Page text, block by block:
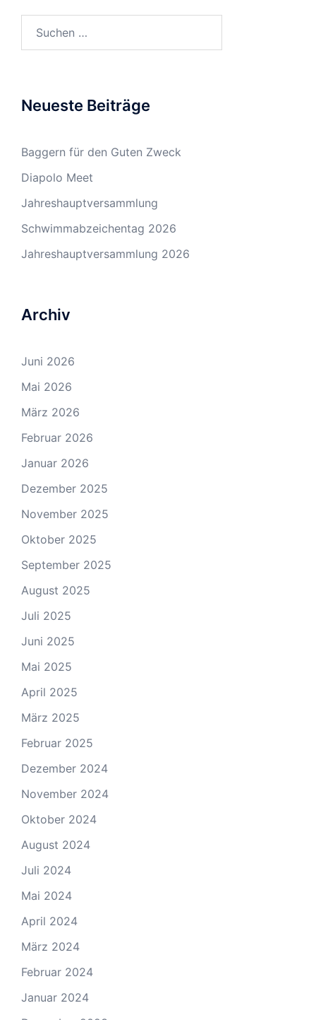
nach:
Neueste Beiträge
Baggern für den Guten Zweck
Diapolo Meet
Jahreshauptversammlung
Schwimmabzeichentag 2026
Jahreshauptversammlung 2026
Archiv
Juni 2026
Mai 2026
März 2026
Februar 2026
Januar 2026
Dezember 2025
November 2025
Oktober 2025
September 2025
August 2025
Juli 2025
Juni 2025
Mai 2025
April 2025
März 2025
Februar 2025
Dezember 2024
November 2024
Oktober 2024
August 2024
Juli 2024
Mai 2024
April 2024
März 2024
Februar 2024
Januar 2024